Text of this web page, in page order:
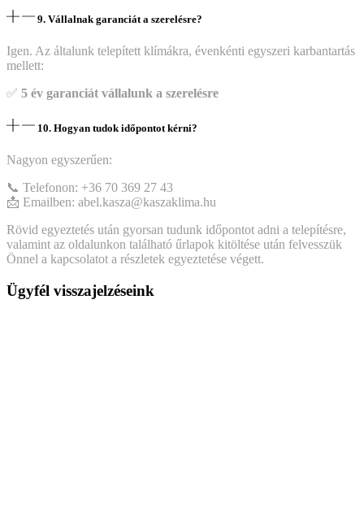
9. Vállalnak garanciát a szerelésre?
Igen. Az általunk telepített klímákra, évenkénti egyszeri karbantartás
mellett:
✅ 5 év garanciát vállalunk a szerelésre
10. Hogyan tudok időpontot kérni?
Nagyon egyszerűen:
📞 Telefonon: +36 70 369 27 43
📩 Emailben: abel.kasza@kaszaklima.hu
Rövid egyeztetés után gyorsan tudunk időpontot adni a telepítésre,
valamint az oldalunkon található űrlapok kitöltése után felvesszük
Önnel a kapcsolatot a részletek egyeztetése végett.
Ügyfél visszajelzéseink